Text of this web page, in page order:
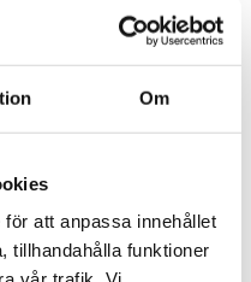
Om
att anpassa innehållet
tillhandahålla funktioner